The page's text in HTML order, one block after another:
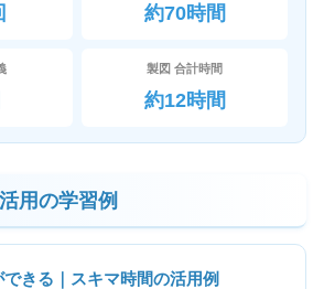
約70時間
製図 合計時間
約12時間
用の学習例
きる｜スキマ時間の活用例